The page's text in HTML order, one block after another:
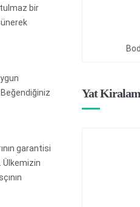
bir
garantisi
Ülkemizin
Yat